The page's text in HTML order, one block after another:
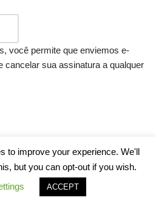
você permite que enviemos e-
cancelar sua assinatura a qualquer
to improve your experience. We'll
but you can opt-out if you wish.
ACCEPT